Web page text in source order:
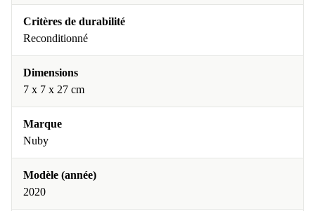
Critères de durabilité
Reconditionné
Dimensions
7 x 7 x 27 cm
Marque
Nuby
Modèle (année)
2020